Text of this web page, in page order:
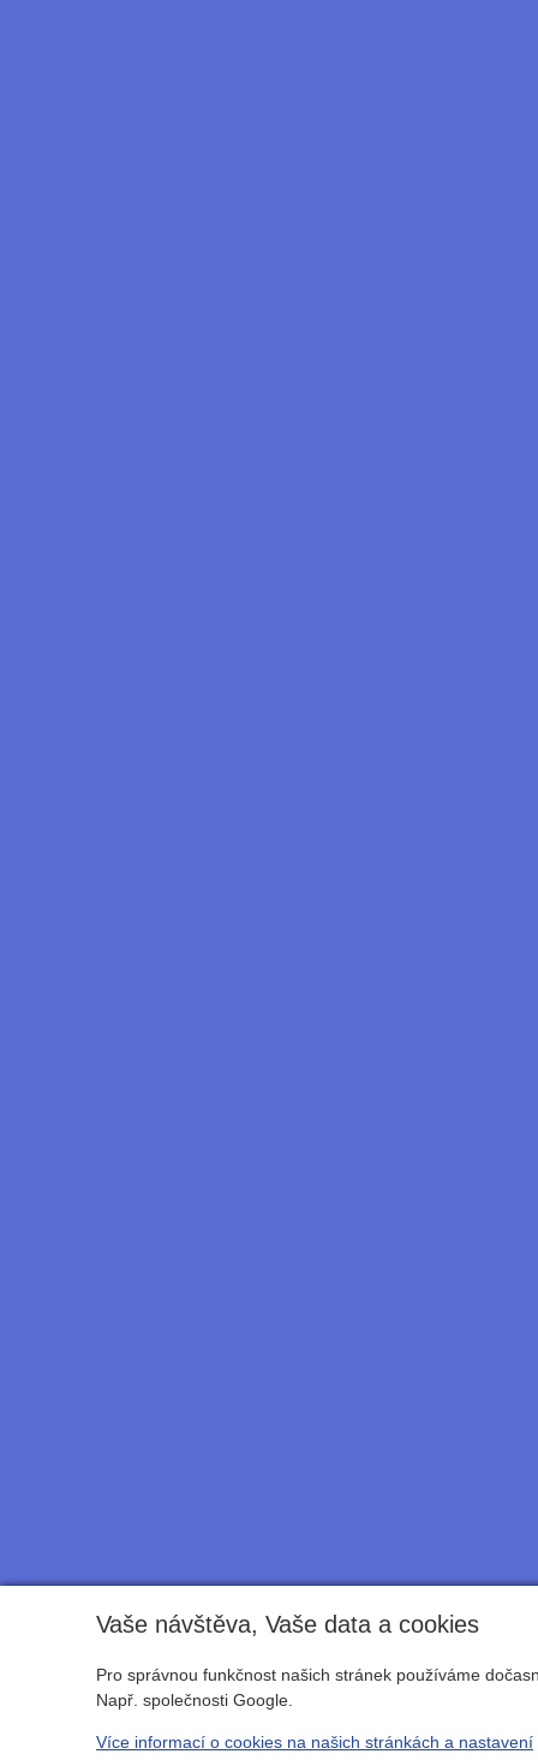
Vaše návštěva, Vaše data a cookies
Pro správnou funkčnost našich stránek používáme
Např. společnosti Google.
Více informací o cookies na našich stránkách a nastavení